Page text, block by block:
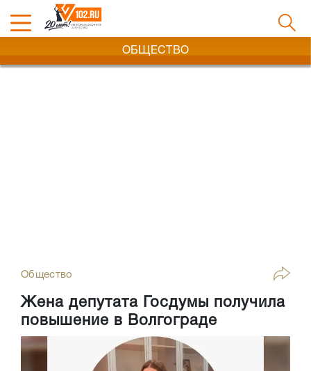
ОБЩЕСТВО
Общество
Жена депутата Госдумы получила
повышение в Волгограде